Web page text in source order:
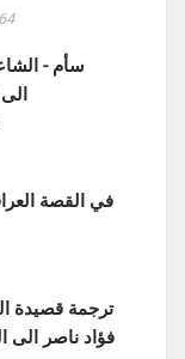
سأم -
في القصة
ترجمة قصيدة
فؤاد ناصر الى